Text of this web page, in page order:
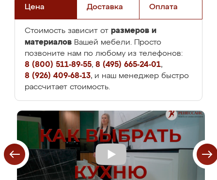
Цена Доставка Оплата
Стоимость зависит от размеров и
материалов Вашей мебели. Просто
позвоните нам по любому из телефонов:
8 (800) 511-89-55, 8 (495) 665-24-01,
8 (926) 409-68-13, и наш менеджер быстро
рассчитает стоимость.